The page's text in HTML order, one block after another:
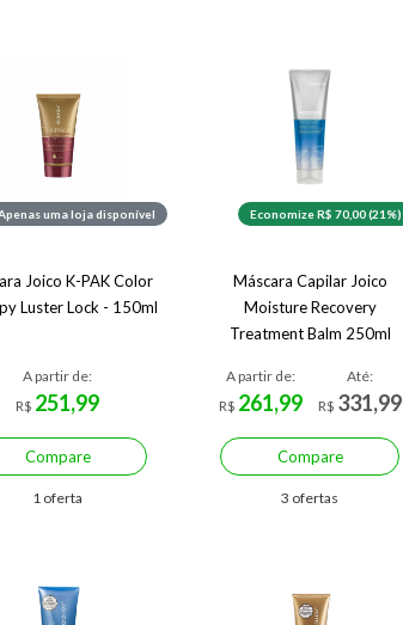
uma loja disponível
Joico K-PAK Color
Luster Lock - 150ml
A partir de:
R$ 251,99
Compare
1 oferta
Economize R$ 70,00 (21%)
Máscara Capilar Joico
Moisture Recovery
Treatment Balm 250ml
A partir de:
R$ 261,99
Até:
R$ 331,99
Compare
3 ofertas